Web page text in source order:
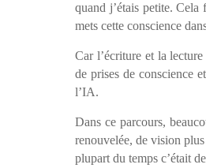
quand j’étais petite. Cela
mets cette conscience
Car l’écriture et la
de prises de conscience
l’IA.
Dans ce parcours,
renouvelée, de vision
plupart du temps c’était